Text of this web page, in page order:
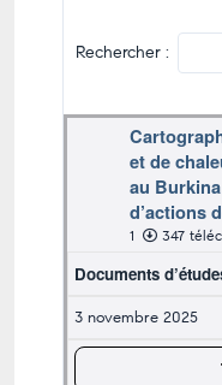
Rechercher :
et de
au
d’actions
1 347
Documents
3 novembre 2025